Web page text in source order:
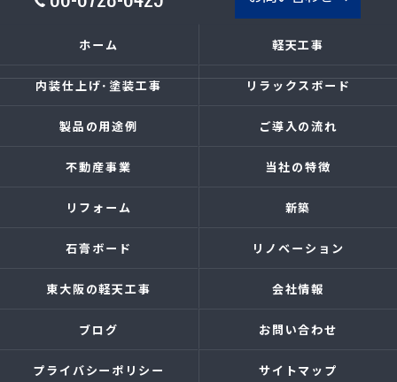
ホーム 軽天工事
内装仕上げ･塗装工事 リラックスボード
製品の用途例 ご導入の流れ
不動産事業 当社の特徴
リフォーム 新築
石膏ボード リノベーション
東大阪の軽天工事 会社情報
ブログ お問い合わせ
プライバシーポリシー サイトマップ